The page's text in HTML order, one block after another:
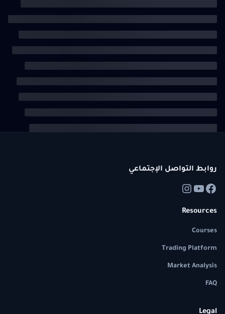
روابط التواصل الإجتماعي
Resources
Courses
Trading Platform
Market Analysis
FAQ
Legal